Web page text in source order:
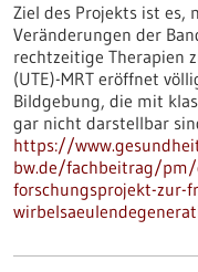
Ziel des Projekts ist es,
Veränderungen der
rechtzeitige Therapien
(UTE)-MRT eröffnet
Bildgebung, die mit
gar nicht darstellbar
https://
bw.de/fachbeitrag/
forschungsprojekt-zur-